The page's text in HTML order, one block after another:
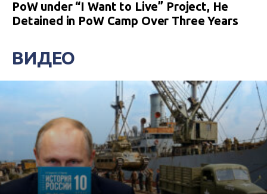
PoW under “I Want to Live” Project, He
Detained in PoW Camp Over Three Years
ВИДЕО